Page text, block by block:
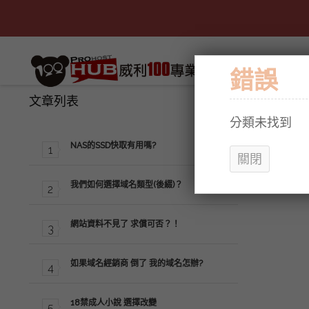
文章列表
NAS的SSD快取有用嗎?
我們如何選擇域名類型(後綴)？
網站資料不見了 求償可否？！
如果域名經銷商 倒了 我的域名怎辦?
18禁成人小說 選擇改變
錯誤
分類未找到
關閉